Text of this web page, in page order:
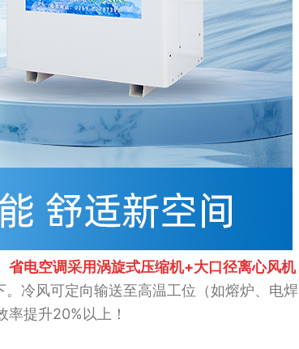
省电空调采用涡旋式压缩机+大口径离心风机
风可定向输送至高温工位（如熔炉、电
提升20%以上！